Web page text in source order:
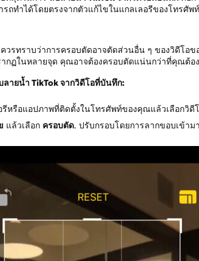
ถทำได้โดยตรงจากตัวแก้ไขในแกลเลอรีของโทรศัพ
ควรทราบว่าการครอบตัดอาจตัดส่วนอื่น ๆ ของวิดีโ
กฏในหลายจุด คุณอาจต้องครอบตัดแน่นกว่าที่คุณต้อ
ายน้ำ TikTok จากวิดีโอที่บันทึก:
รีหรือแอปภาพที่ติดตั้งในโทรศัพท์ของคุณแล้วเลือกวิดี
แล้วเลือก ครอบตัด. ปรับกรอบโดยการลากขอบเข้า